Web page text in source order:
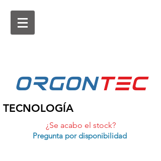
ORGONtEc
TECNOLOGÍA
¿Se acabo el stock?
Pregunta por disponibilidad